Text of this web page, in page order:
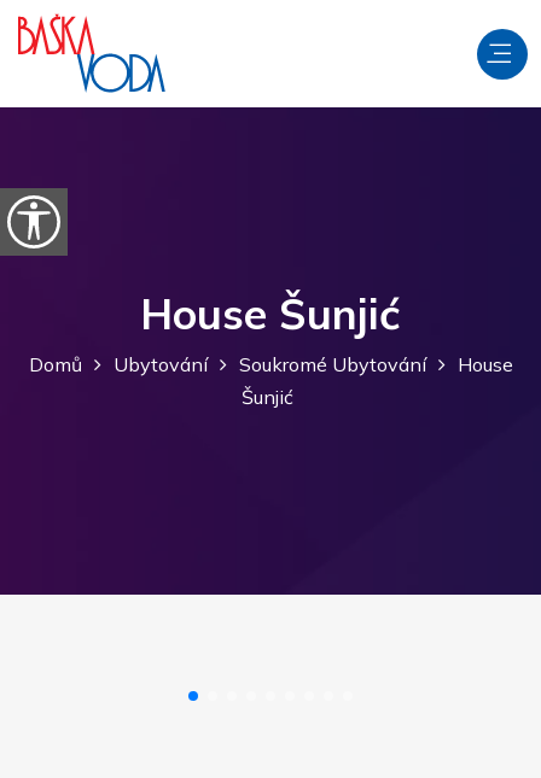
Přeskočit na obsah
Otevřít možnosti usnadnění
House Šunjić
Domů Ubytování Soukromé Ubytování
House
Šunjić